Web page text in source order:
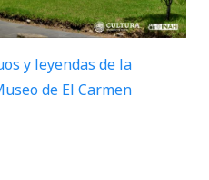
y leyendas de la
de El Carmen